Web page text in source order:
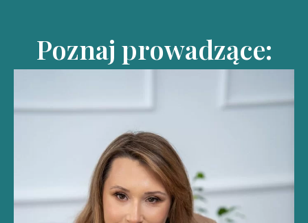
Poznaj prowadzące: